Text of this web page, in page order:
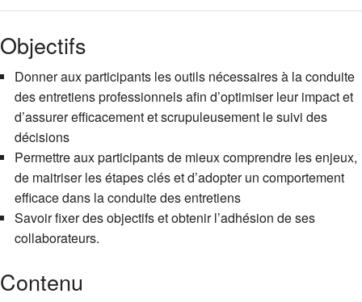
Objectifs
Donner aux participants les outils nécessaires à la conduite
des entretiens professionnels afin d’optimiser leur impact et
d’assurer efficacement et scrupuleusement le suivi des
décisions
Permettre aux participants de mieux comprendre les enjeux,
de maitriser les étapes clés et d’adopter un comportement
efficace dans la conduite des entretiens
Savoir fixer des objectifs et obtenir l’adhésion de ses
collaborateurs.
Contenu